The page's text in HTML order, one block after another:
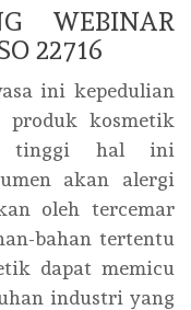
WEBINAR
22716
ini kepedulian
produk kosmetik
tinggi hal ini
akan alergi
oleh tercemar
bahan tertentu
dapat memicu
industri yang